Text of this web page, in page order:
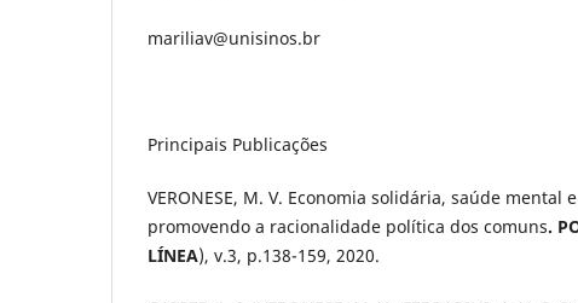
mariliav@unisinos.br
Principais Publicações
VERONESE, M. V. Economia solidária, saúde mental
promovendo a racionalidade política dos comuns.
LÍNEA), v.3, p.138-159, 2020.